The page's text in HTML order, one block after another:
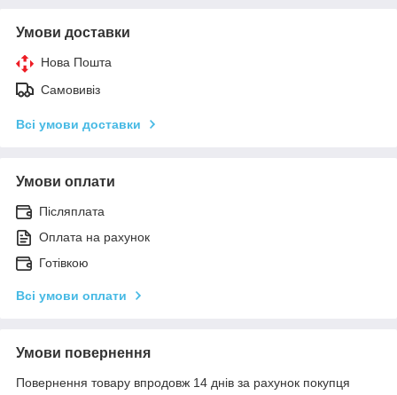
Умови доставки
Нова Пошта
Самовивіз
Всі умови доставки
Умови оплати
Післяплата
Оплата на рахунок
Готівкою
Всі умови оплати
Умови повернення
Повернення товару впродовж 14 днів за рахунок покупця